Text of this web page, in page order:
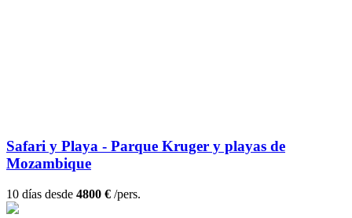
Safari y Playa - Parque Kruger y playas de
Mozambique
10 días desde 4800 € /pers.